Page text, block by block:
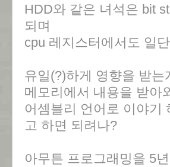
HDD와 같은 녀석은 bit
되며
cpu 레지스터에서도 일
유일(?)하게 영향을 받는
메모리에서 내용을 받아
어셈블리 언어로 이야기
고 하면 되려나?
아무튼 프로그래밍을 5